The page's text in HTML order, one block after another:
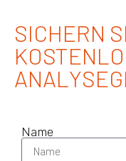
SICHERN
Name